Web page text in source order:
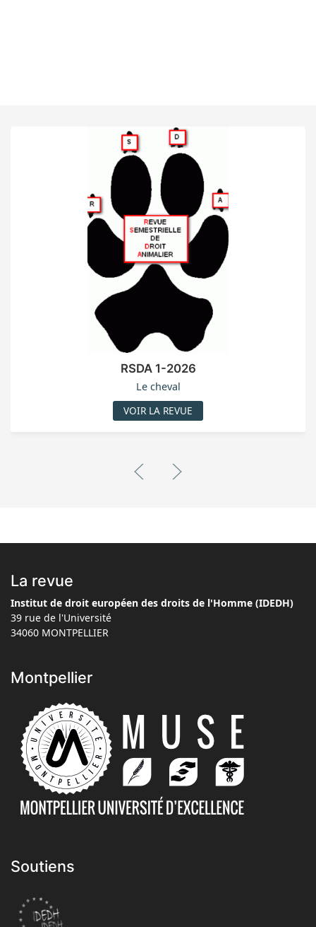
RSDA 1-2026
Le cheval
VOIR LA REVUE
La revue
Institut de droit européen des droits de l'Homme (IDEDH)
39 rue de l'Université
34060 MONTPELLIER
Montpellier
Soutiens